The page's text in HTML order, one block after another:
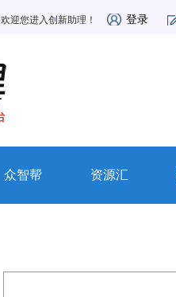
欢迎您进入创新助理！ 登录
众智帮 资源汇